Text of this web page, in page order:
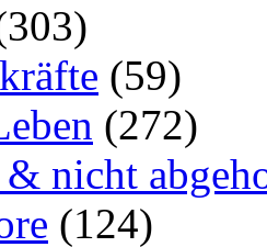
(59)
(272)
nicht
(124)